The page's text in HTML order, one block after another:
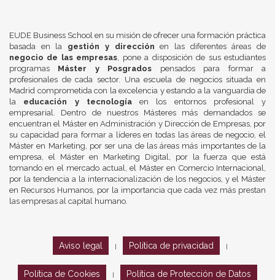
EUDE Business School en su misión de ofrecer una formación práctica
basada en la gestión y dirección en las diferentes áreas de
negocio de las empresas, pone a disposición de sus estudiantes
programas Máster y Posgrados pensados para formar a
profesionales de cada sector. Una escuela de negocios situada en
Madrid comprometida con la excelencia y estando a la vanguardia de
la educación y tecnologíaen los entornos profesional y
empresarial. Dentro de nuestros Másteres más demandados se
encuentran el Máster en Administración y Dirección de Empresas, por
su capacidad para formar a líderes en todas las áreas de negocio, el
Máster en Marketing, por ser una de las áreas más importantes de la
empresa, el Máster en Marketing Digital, por la fuerza que está
tomando en el mercado actual, el Máster en Comercio Internacional,
por la tendencia a la internacionalización de los negocios, y el Máster
en Recursos Humanos, por la importancia que cada vez más prestan
las empresas al capital humano.
Aviso legal Política de privacidad
Política de Cookies Política de Protección de Datos